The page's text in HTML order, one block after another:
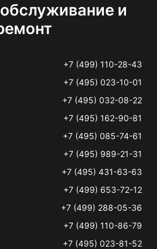
и
+7 (499) 110-28-43
+7 (495) 023-10-01
+7 (495) 032-08-22
+7 (495) 162-90-81
+7 (495) 085-74-61
+7 (495) 989-21-31
+7 (495) 431-63-63
+7 (499) 653-72-12
+7 (499) 288-05-36
+7 (499) 110-86-79
+7 (495) 023-81-52